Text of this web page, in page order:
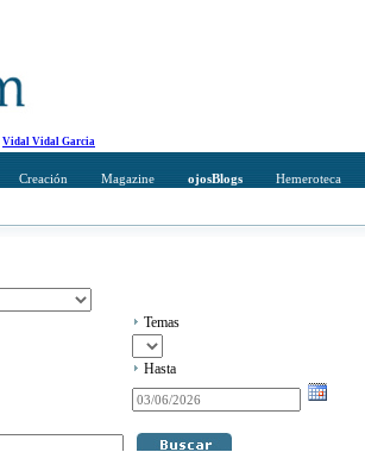
Vidal Vidal Garcia
Creación Magazine ojosBlogs Hemeroteca
Temas
Hasta